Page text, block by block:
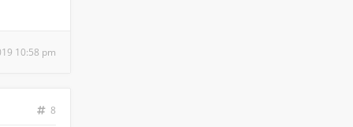
10:58 pm
8